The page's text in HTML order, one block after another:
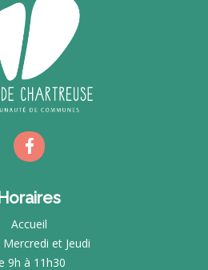
Accueil
et Jeudi
9h à 11h30